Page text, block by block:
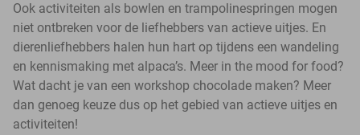
Ook activiteiten als bowlen en trampolinespringen mogen
niet ontbreken voor de liefhebbers van actieve uitjes. En
dierenliefhebbers halen hun hart op tijdens een wandeling
en kennismaking met alpaca’s. Meer in the mood for food?
Wat dacht je van een workshop chocolade maken? Meer
dan genoeg keuze dus op het gebied van actieve uitjes en
activiteiten!